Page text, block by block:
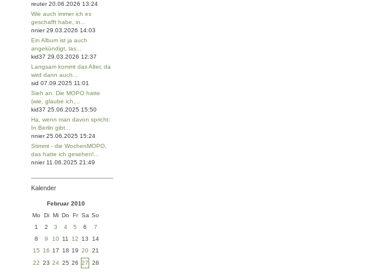
reuter 20.06.2026 13:24
Wie auch immer ich es
geschafft habe, in...
nnier 29.03.2026 14:03
Ein Album ist ja auch
angekündigt, las...
kid37 29.03.2026 12:37
Langsam kommt das Alter, da
wird dann auch...
sid 07.09.2025 11:01
Sieh an. Die MOPO hatte
(wie, glaube ich,...
kid37 25.06.2025 15:50
Ha, wenn man davon spricht:
In Berlin gibt...
nnier 25.06.2025 15:24
Stimmt - die WochenMOPO,
das hatte ich gesehen!...
nnier 11.06.2025 21:49
Kalender
Februar 2010
Mo
Di Mi Do Fr Sa So
1
2 3 4 5 6
7
8
9 10 11 12 13
14
15
16 17 18 19 20 21
22 23 24 25 26 27
28